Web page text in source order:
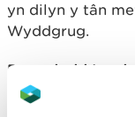
yn dilyn y tân
Wyddgrug.
Dywedodd
Cymru: